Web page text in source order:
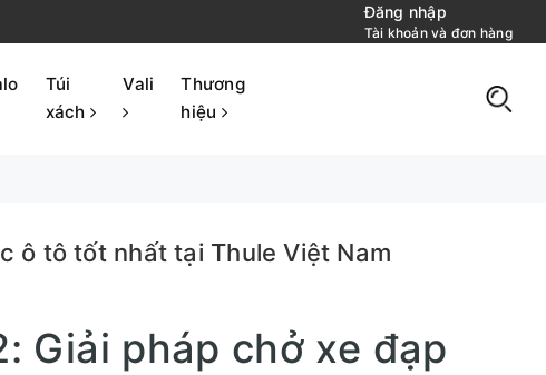
Đăng nhập
Tài khoản và đơn hàng
Túi
xách
Vali
Thương
hiệu
ô tô tốt nhất tại Thule Việt Nam
Giải pháp chở xe đạp